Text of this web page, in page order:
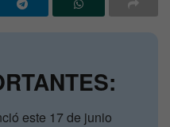
este 17 de junio